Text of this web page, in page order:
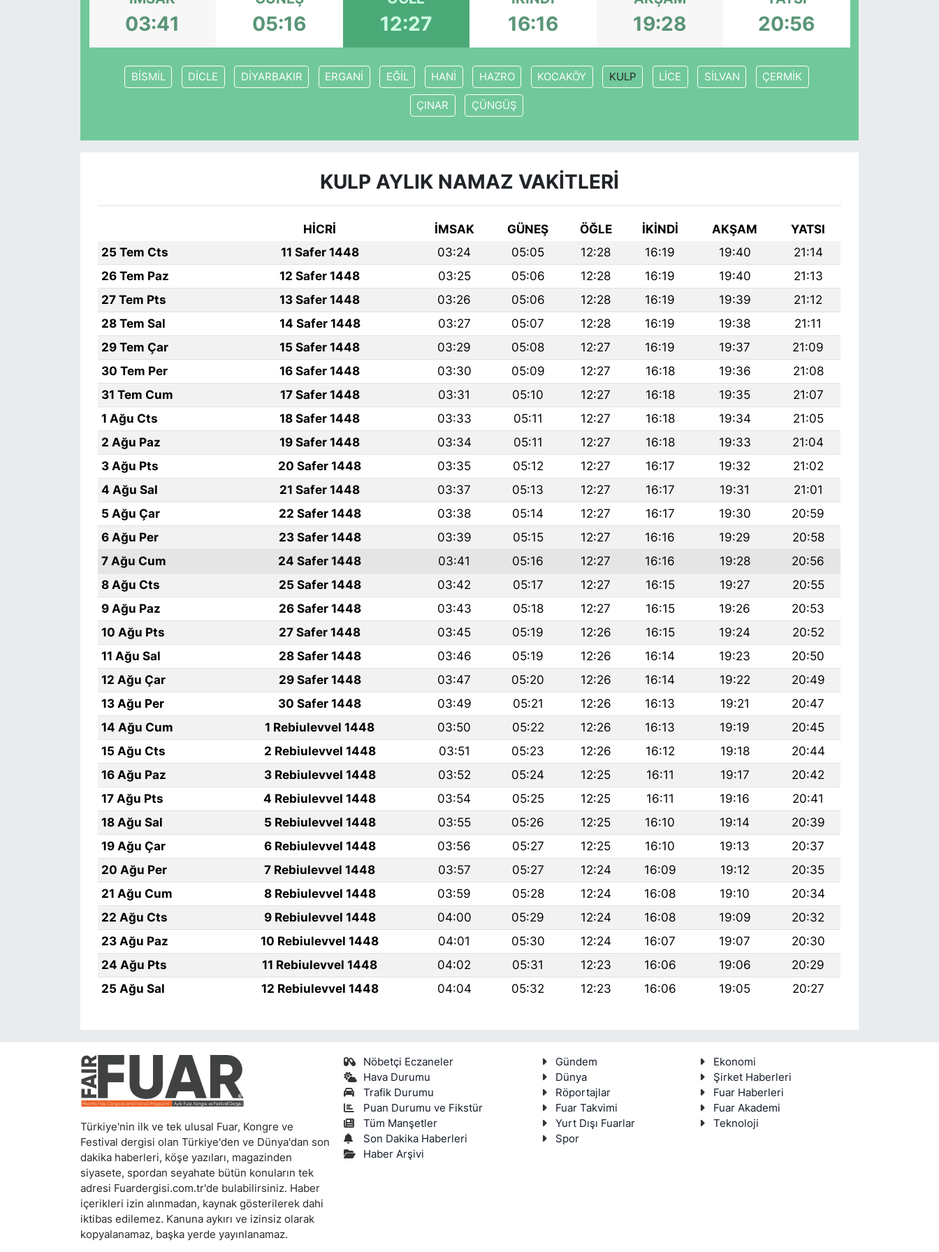
03:41 05:16 12:27 16:16 19:28 20:56
BİSMİL DİCLE DİYARBAKIR ERGANİ EĞİL HANİ HAZRO KOCAKÖY KULP LİCE SİLVAN ÇERMİK
ÇINAR ÇÜNGÜŞ
KULP AYLIK NAMAZ VAKITLERI
HİCRİ İMSAK GÜNEŞ ÖĞLE İKINDI AKŞAM
YATSI
25 Tem Cts
11 Safer 1448 03:24 05:05 12:28 16:19 19:40
21:14
26 Tem Paz
12 Safer 1448 03:25 05:06 12:28 16:19 19:40
21:13
27 Tem Pts
13 Safer 1448 03:26 05:06 12:28 16:19 19:39
21:12
28 Tem Sal
14 Safer 1448 03:27 05:07 12:28 16:19 19:38
21:11
29 Tem Çar
15 Safer 1448 03:29 05:08 12:27 16:19 19:37
21:09
30 Tem Per
16 Safer 1448 03:30 05:09 12:27 16:18 19:36
21:08
31 Tem Cum
17 Safer 1448 03:31 05:10 12:27 16:18 19:35
21:07
1 Ağu Cts
18 Safer 1448 03:33 05:11 12:27 16:18 19:34
21:05
2 Ağu Paz
19 Safer 1448 03:34 05:11 12:27 16:18 19:33
21:04
3 Ağu Pts
20 Safer 1448 03:35 05:12 12:27 16:17 19:32
21:02
4 Ağu Sal
21 Safer 1448 03:37 05:13 12:27 16:17 19:31
21:01
5 Ağu Çar
22 Safer 1448 03:38 05:14 12:27 16:17 19:30
20:59
6 Ağu Per
23 Safer 1448 03:39 05:15 12:27 16:16 19:29
20:58
7 Ağu Cum
24 Safer 1448 03:41 05:16 12:27 16:16 19:28
20:56
8 Ağu Cts
25 Safer 1448 03:42 05:17 12:27 16:15 19:27
20:55
9 Ağu Paz
26 Safer 1448 03:43 05:18 12:27 16:15 19:26
20:53
10 Ağu Pts
27 Safer 1448 03:45 05:19 12:26 16:15 19:24
20:52
11 Ağu Sal
28 Safer 1448 03:46 05:19 12:26 16:14 19:23
20:50
12 Ağu Çar
29 Safer 1448 03:47 05:20 12:26 16:14 19:22
20:49
13 Ağu Per
30 Safer 1448 03:49 05:21 12:26 16:13 19:21
20:47
14 Ağu Cum
1 Rebiulevvel 1448 03:50 05:22 12:26 16:13 19:19
20:45
15 Ağu Cts
2 Rebiulevvel 1448 03:51 05:23 12:26 16:12 19:18
20:44
16 Ağu Paz
3 Rebiulevvel 1448 03:52 05:24 12:25 16:11 19:17
20:42
17 Ağu Pts
4 Rebiulevvel 1448 03:54 05:25 12:25 16:11 19:16
20:41
18 Ağu Sal
5 Rebiulevvel 1448 03:55 05:26 12:25 16:10 19:14
20:39
19 Ağu Çar
6 Rebiulevvel 1448 03:56 05:27 12:25 16:10 19:13
20:37
20 Ağu Per
7 Rebiulevvel 1448 03:57 05:27 12:24 16:09 19:12
20:35
21 Ağu Cum
8 Rebiulevvel 1448 03:59 05:28 12:24 16:08 19:10
20:34
22 Ağu Cts
9 Rebiulevvel 1448 04:00 05:29 12:24 16:08 19:09
20:32
23 Ağu Paz
10 Rebiulevvel 1448 04:01 05:30 12:24 16:07 19:07
20:30
24 Ağu Pts
11 Rebiulevvel 1448 04:02 05:31 12:23 16:06 19:06
20:29
25 Ağu Sal
12 Rebiulevvel 1448 04:04 05:32 12:23 16:06 19:05 20:27
Türkiye'nin ilk ve tek ulusal Fuar, Kongre ve
Festival dergisi olan Türkiye'den ve Dünya'dan son
dakika haberleri, köşe yazıları, magazinden
siyasete, spordan seyahate bütün konuların tek
adresi Fuardergisi.com.tr'de bulabilirsiniz. Haber
içerikleri izin alınmadan, kaynak gösterilerek dahi
iktibas edilemez. Kanuna aykırı ve izinsiz olarak
kopyalanamaz, başka yerde yayınlanamaz.
Nöbetçi Eczaneler
Hava Durumu
Trafik Durumu
Puan Durumu ve Fikstür
Tüm Manşetler
Son Dakika Haberleri
Haber Arşivi
Gündem
Ekonomi
Dünya
Şirket Haberleri
Röportajlar
Fuar Haberleri
Fuar Takvimi
Fuar Akademi
Yurt Dışı Fuarlar
Teknoloji
Spor
KONGRE HABERLERİ
KONGRE TAKVİMİ
BİYOGRAFİLER